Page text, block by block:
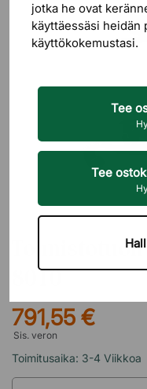
jotka he ovat
käyttäessäsi heidän
käyttökokemustasi.
Tee
Tee
8010
791,55 €
Sis. veron
Toimitusaika: 3-4 Viikkoa